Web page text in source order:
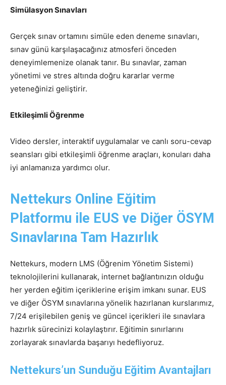
Simülasyon Sınavları
Gerçek sınav ortamını simüle eden deneme sınavları,
sınav günü karşılaşacağınız atmosferi önceden
deneyimlemenize olanak tanır. Bu sınavlar, zaman
yönetimi ve stres altında doğru kararlar verme
yeteneğinizi geliştirir.
Etkileşimli Öğrenme
Video dersler, interaktif uygulamalar ve canlı soru-cevap
seansları gibi etkileşimli öğrenme araçları, konuları daha
iyi anlamanıza yardımcı olur.
Nettekurs Online Eğitim
Platformu ile EUS ve Diğer ÖSYM
Sınavlarına Tam Hazırlık
Nettekurs, modern LMS (Öğrenim Yönetim Sistemi)
teknolojilerini kullanarak, internet bağlantınızın olduğu
her yerden eğitim içeriklerine erişim imkanı sunar. EUS
ve diğer ÖSYM sınavlarına yönelik hazırlanan kurslarımız,
7/24 erişilebilen geniş ve güncel içerikleri ile sınavlara
hazırlık sürecinizi kolaylaştırır. Eğitimin sınırlarını
zorlayarak sınavlarda başarıyı hedefliyoruz.
Nettekurs’un Sunduğu Eğitim Avantajları